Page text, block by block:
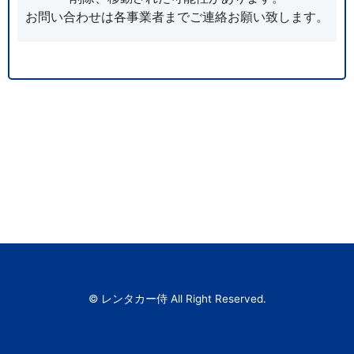
お問い合わせは各事業者までご連絡お願い致します。
© レンタカー侍 All Right Reserved.